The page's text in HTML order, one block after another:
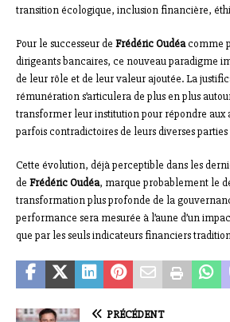
transition écologique, inclusion financière,
Pour le successeur de Frédéric Oudéacomme
dirigeants bancaires, ce nouveau paradigme
de leur rôle et de leur valeur ajoutée. La
rémunération s’articulera de plus en plus
transformer leur institution pour répondre aux
parfois contradictoires de leurs diverses
Cette évolution, déjà perceptible dans les
de Frédéric Oudéa, marque probablement le
transformation plus profonde de la
performance sera mesurée à l’aune d’un
que par les seuls indicateurs financiers
PRÉCÉDENT